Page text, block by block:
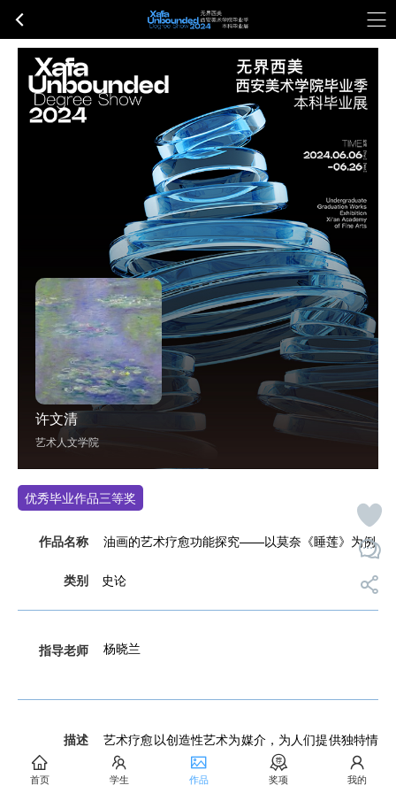
首页 学生 作品 奖项 我的
许文清
艺术人文学院
优秀毕业作品三等奖
作品名称 油画的艺术疗愈功能探究——以莫奈《睡莲》为例
类别 史论
指导老师 杨晓兰
描述
艺术疗愈以创造性艺术为媒介，为人们提供独特情
感表达和自我理解的途径， 促进心理康复。油画
作为一种特殊而富有表现力的绘画形式，具有温暖